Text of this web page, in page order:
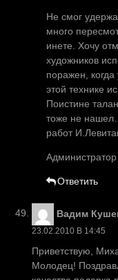
Не смог
много
инете. Хочу
художников
поражен,
этой технике
Поистине
тоже не
работ
Администратор
Ответить
Вадим
23.02.2010 В 14:45
Приветствую,
Молодец!